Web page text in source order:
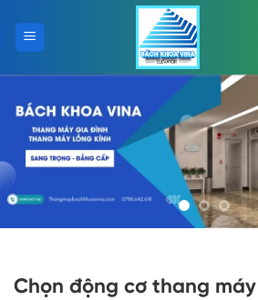
content
Chọn động cơ thang